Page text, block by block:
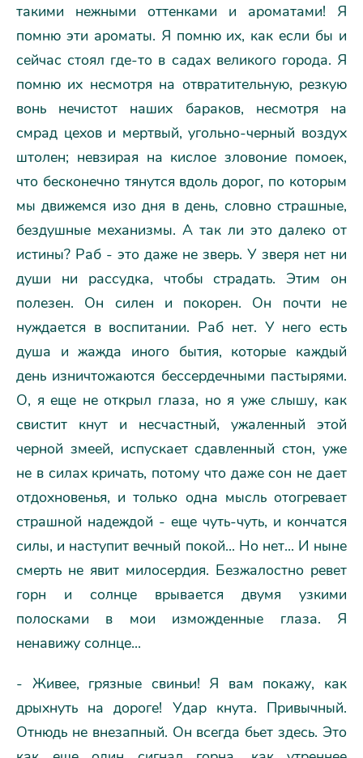
такими нежными оттенками и ароматами! Я
помню эти ароматы. Я помню их, как если бы и
сейчас стоял где-то в садах великого города. Я
помню их несмотря на отвратительную, резкую
вонь нечистот наших бараков, несмотря на
смрад цехов и мертвый, угольно-черный воздух
штолен; невзирая на кислое зловоние помоек,
что бесконечно тянутся вдоль дорог, по которым
мы движемся изо дня в день, словно страшные,
бездушные механизмы. А так ли это далеко от
истины? Раб - это даже не зверь. У зверя нет ни
души ни рассудка, чтобы страдать. Этим он
полезен. Он силен и покорен. Он почти не
нуждается в воспитании. Раб нет. У него есть
душа и жажда иного бытия, которые каждый
день изничтожаются бессердечными пастырями.
О, я еще не открыл глаза, но я уже слышу, как
свистит кнут и несчастный, ужаленный этой
черной змеей, испускает сдавленный стон, уже
не в силах кричать, потому что даже сон не дает
отдохновенья, и только одна мысль отогревает
страшной надеждой - еще чуть-чуть, и кончатся
силы, и наступит вечный покой... Hо нет... И ныне
смерть не явит милосердия. Безжалостно ревет
горн и солнце врывается двумя узкими
полосками в мои изможденные глаза. Я
ненавижу солнце...
- Живее, грязные свиньи! Я вам покажу, как
дрыхнуть на дороге! Удар кнута. Привычный.
Отнюдь не внезапный. Он всегда бьет здесь. Это